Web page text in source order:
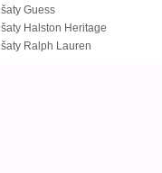
šaty Guess
šaty Halston Heritage
šaty Ralph Lauren